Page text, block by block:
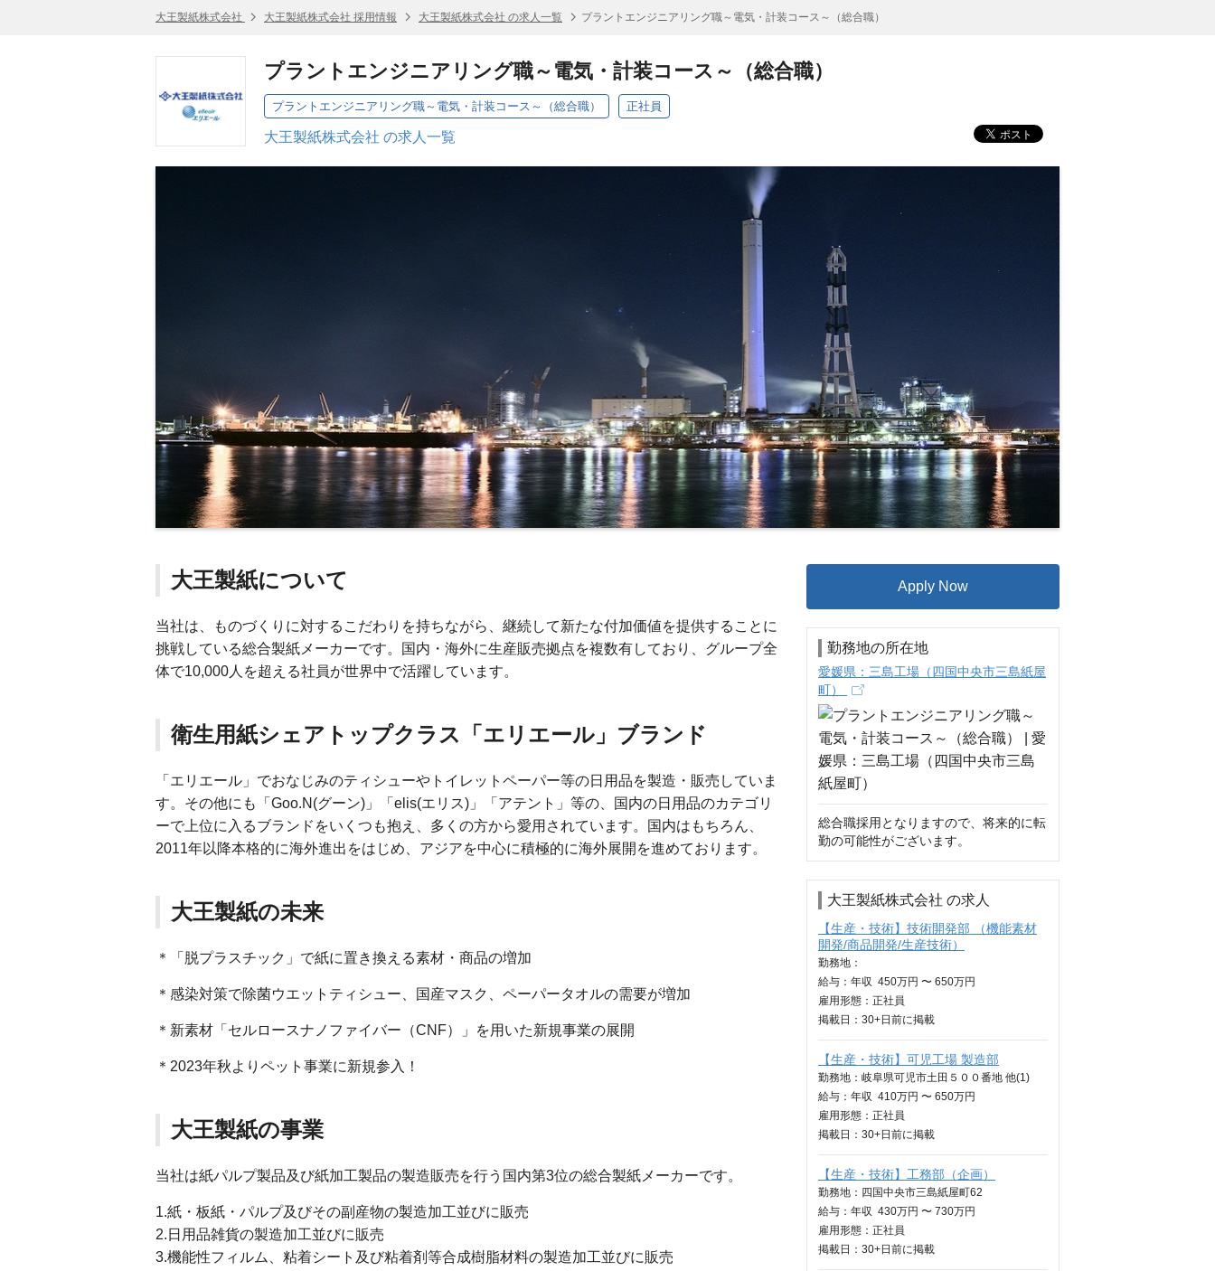
大王製紙株式会社 大王製紙株式会社 採用情報 大王製紙株式会社 の求人一覧 プラントエンジニアリング職～電気・計装コース～（総合職）
プラントエンジニアリング職～電気・計装コース～（総合職）
プラントエンジニアリング職～電気・計装コース～（総合職） 正社員
大王製紙株式会社 の求人一覧
大王製紙について
当社は、ものづくりに対するこだわりを持ちながら、継続して新たな付加価値を提供することに
挑戦している総合製紙メーカーです。国内・海外に生産販売拠点を複数有しており、グループ全
体で10,000人を超える社員が世界中で活躍しています。
衛生用紙シェアトップクラス「エリエール」ブランド
「エリエール」でおなじみのティシューやトイレットペーパー等の日用品を製造・販売していま
す。その他にも「Goo.N(グーン)」「elis(エリス)」「アテント」等の、国内の日用品のカテゴリ
ーで上位に入るブランドをいくつも抱え、多くの方から愛用されています。国内はもちろん、
2011年以降本格的に海外進出をはじめ、アジアを中心に積極的に海外展開を進めております。
大王製紙の未来
＊「脱プラスチック」で紙に置き換える素材・商品の増加
＊感染対策で除菌ウエットティシュー、国産マスク、ペーパータオルの需要が増加
＊新素材「セルロースナノファイバー（CNF）」を用いた新規事業の展開
＊2023年秋よりペット事業に新規参入！
大王製紙の事業
当社は紙パルプ製品及び紙加工製品の製造販売を行う国内第3位の総合製紙メーカーです。
1.紙・板紙・パルプ及びその副産物の製造加工並びに販売
2.日用品雑貨の製造加工並びに販売
3.機能性フィルム、粘着シート及び粘着剤等合成樹脂材料の製造加工並びに販売
Apply Now
勤務地の所在地
愛媛県：三島工場（四国中央市三島紙屋
町）
総合職採用となりますので、将来的に転
勤の可能性がございます。
大王製紙株式会社 の求人
【生産・技術】技術開発部 （機能素材
開発/商品開発/生産技術）
勤務地：
給与： 年収 450万円 〜 650万円
雇用形態：正社員
掲載日： 30+日 前に掲載
【生産・技術】可児工場 製造部
勤務地：岐阜県可児市土田５００番地 他(1)
給与： 年収 410万円 〜 650万円
雇用形態：正社員
掲載日： 30+日 前に掲載
【生産・技術】工務部（企画）
勤務地：四国中央市三島紙屋町62
給与： 年収 430万円 〜 730万円
雇用形態：正社員
掲載日： 30+日 前に掲載